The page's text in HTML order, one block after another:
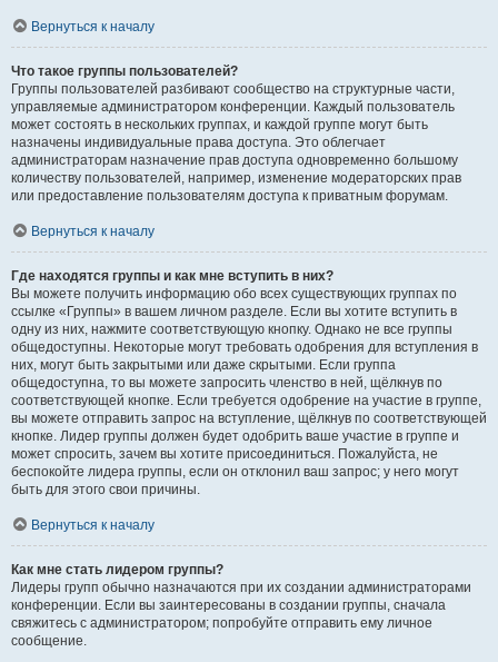
Вернуться к началу
Что такое группы пользователей?
Группы пользователей разбивают сообщество на структурные части,
управляемые администратором конференции. Каждый пользователь
может состоять в нескольких группах, и каждой группе могут быть
назначены индивидуальные права доступа. Это облегчает
администраторам назначение прав доступа одновременно большому
количеству пользователей, например, изменение модераторских прав
или предоставление пользователям доступа к приватным форумам.
Вернуться к началу
Где находятся группы и как мне вступить в них?
Вы можете получить информацию обо всех существующих группах по
ссылке «Группы» в вашем личном разделе. Если вы хотите вступить в
одну из них, нажмите соответствующую кнопку. Однако не все группы
общедоступны. Некоторые могут требовать одобрения для вступления в
них, могут быть закрытыми или даже скрытыми. Если группа
общедоступна, то вы можете запросить членство в ней, щёлкнув по
соответствующей кнопке. Если требуется одобрение на участие в группе,
вы можете отправить запрос на вступление, щёлкнув по соответствующей
кнопке. Лидер группы должен будет одобрить ваше участие в группе и
может спросить, зачем вы хотите присоединиться. Пожалуйста, не
беспокойте лидера группы, если он отклонил ваш запрос; у него могут
быть для этого свои причины.
Вернуться к началу
Как мне стать лидером группы?
Лидеры групп обычно назначаются при их создании администраторами
конференции. Если вы заинтересованы в создании группы, сначала
свяжитесь с администратором; попробуйте отправить ему личное
сообщение.